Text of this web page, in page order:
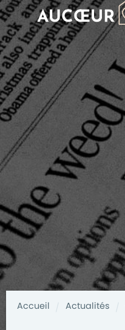
Accueil Actualités